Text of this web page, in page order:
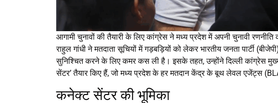
आगामी चुनावों की तैयारी के लिए कांग्रेस ने मध्य प्रदेश में अपनी चुनावी
राहुल गांधी ने मतदाता सूचियों में गड़बड़ियों को लेकर भारतीय जनता पार्टी
सुनिश्चित करने के लिए कमर कस ली है। इसके तहत, उन्होंने दिल्ली कांग्रेस
सेंटर’ तैयार किए हैं, जो मध्य प्रदेश के हर मतदान केंद्र के बूथ लेवल एजेंट्स
कनेक्ट सेंटर की भूमिका